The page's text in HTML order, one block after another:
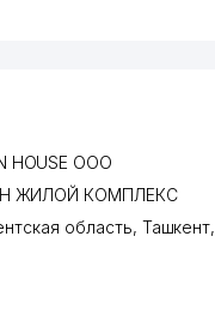
HOUSE ООО
ЖИЛОЙ КОМПЛЕКС
область, Ташкент,